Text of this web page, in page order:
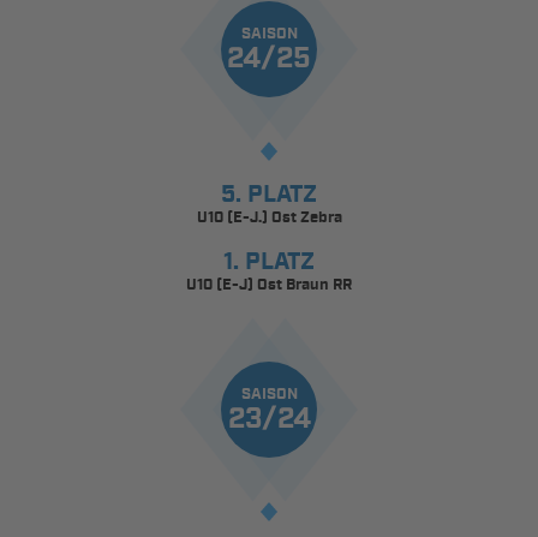
SAISON
24/25
5. PLATZ
U10 (E-J.) Ost Zebra
1. PLATZ
U10 (E-J) Ost Braun RR
SAISON
23/24